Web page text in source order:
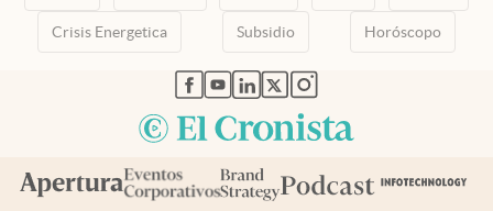
Crisis Energetica Subsidio Horóscopo
abre en nueva pestaña
abre en nueva pestaña
abre en nueva pestaña
abre en nueva pestaña
abre en nueva pestaña